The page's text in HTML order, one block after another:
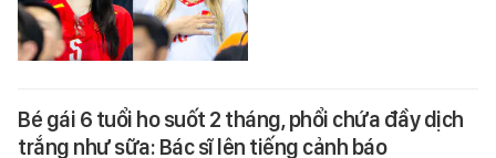
Bé gái 6 tuổi ho suốt 2 tháng, phổi chứa đầy dịch
trắng như sữa: Bác sĩ lên tiếng cảnh báo